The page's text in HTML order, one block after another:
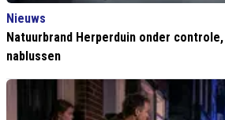
Nieuws
Natuurbrand Herperduin onder
nablussen